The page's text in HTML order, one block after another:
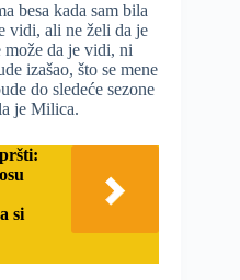
besa kada sam bila
vidi, ali ne želi da je
da je vidi, ni
izašao, što se mene
do sledeće sezone
je Milica.
si